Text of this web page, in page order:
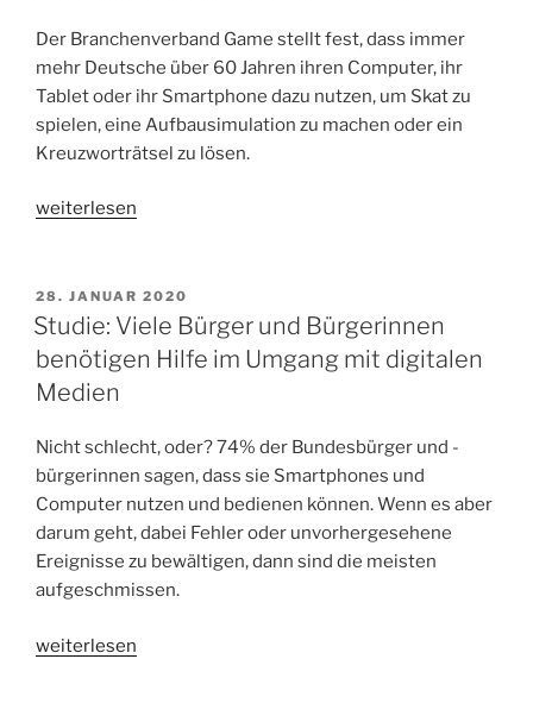
Der Branchenverband Game stellt fest, dass immer
mehr Deutsche über 60 Jahren ihren Computer, ihr
Tablet oder ihr Smartphone dazu nutzen, um Skat zu
spielen, eine Aufbausimulation zu machen oder ein
Kreuzworträtsel zu lösen.
„Gaming:
Jüngere
weniger“
weiterlesen
VERÖFFENTLICHT
AM
28. JANUAR 2020
Studie: Viele Bürger und Bürgerinnen
benötigen Hilfe im Umgang mit digitalen
Medien
Nicht schlecht, oder? 74% der Bundesbürger und -
bürgerinnen sagen, dass sie Smartphones und
Computer nutzen und bedienen können. Wenn es aber
darum geht, dabei Fehler oder unvorhergesehene
Ereignisse zu bewältigen, dann sind die meisten
aufgeschmissen.
„Studie:
weiterlesen